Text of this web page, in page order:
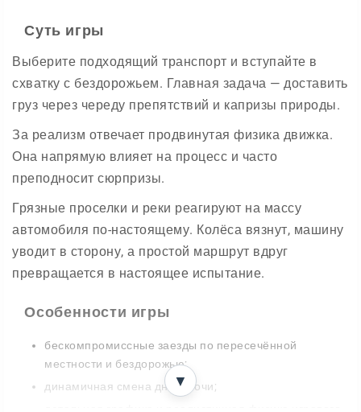
Суть игры
Выберите подходящий транспорт и вступайте в
схватку с бездорожьем. Главная задача — доставить
груз через череду препятствий и капризы природы.
За реализм отвечает продвинутая физика движка.
Она напрямую влияет на процесс и часто
преподносит сюрпризы.
Грязные проселки и реки реагируют на массу
автомобиля по-настоящему. Колёса вязнут, машину
уводит в сторону, а простой маршрут вдруг
превращается в настоящее испытание.
Особенности игры
бескомпромиссные заезды по пересечённой
местности и бездорожью;
динамичная смена дня и ночи;
▼